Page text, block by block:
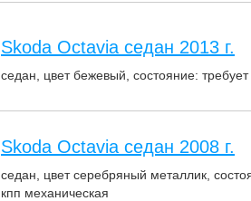
Skoda Octavia седан 2013 г.
седан, цвет бежевый, состояние:
Skoda Octavia седан 2008 г.
седан, цвет серебряный металлик,
кпп механическая